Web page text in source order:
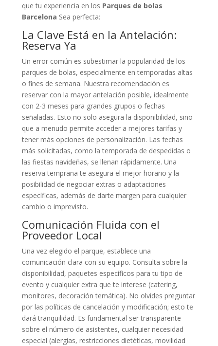
que tu experiencia en los Parques de bolas
Barcelona Sea perfecta:
La Clave Está en la Antelación:
Reserva Ya
Un error común es subestimar la popularidad de los
parques de bolas, especialmente en temporadas altas
o fines de semana. Nuestra recomendación es
reservar con la mayor antelación posible, idealmente
con 2-3 meses para grandes grupos o fechas
señaladas. Esto no solo asegura la disponibilidad, sino
que a menudo permite acceder a mejores tarifas y
tener más opciones de personalización. Las fechas
más solicitadas, como la temporada de despedidas o
las fiestas navideñas, se llenan rápidamente. Una
reserva temprana te asegura el mejor horario y la
posibilidad de negociar extras o adaptaciones
específicas, además de darte margen para cualquier
cambio o imprevisto.
Comunicación Fluida con el
Proveedor Local
Una vez elegido el parque, establece una
comunicación clara con su equipo. Consulta sobre la
disponibilidad, paquetes específicos para tu tipo de
evento y cualquier extra que te interese (catering,
monitores, decoración temática). No olvides preguntar
por las políticas de cancelación y modificación; esto te
dará tranquilidad. Es fundamental ser transparente
sobre el número de asistentes, cualquier necesidad
especial (alergias, restricciones dietéticas, movilidad